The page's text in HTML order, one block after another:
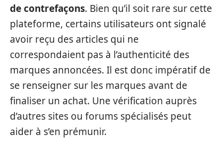
de contrefaçons. Bien qu’il soit rare sur cette
plateforme, certains utilisateurs ont signalé
avoir reçu des articles qui ne
correspondaient pas à l’authenticité des
marques annoncées. Il est donc impératif de
se renseigner sur les marques avant de
finaliser un achat. Une vérification auprès
d’autres sites ou forums spécialisés peut
aider à s’en prémunir.